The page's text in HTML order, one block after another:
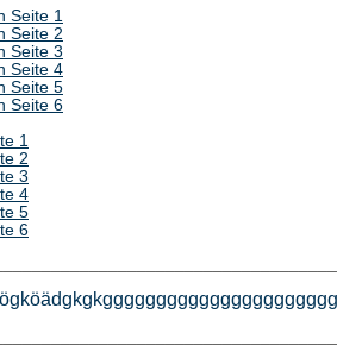
Seite 1
Seite 2
Seite 3
Seite 4
Seite 5
Seite 6
1
2
3
4
5
6